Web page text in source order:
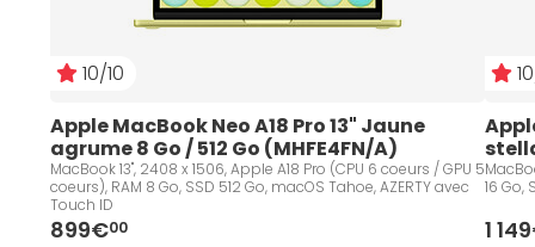
10/10
Apple MacBook Neo A18 Pro 13" Jaune
agrume 8 Go / 512 Go (MHFE4FN/A)
MacBook 13", 2408 x 1506, Apple A18 Pro (CPU 6 coeurs / GPU 5
coeurs), RAM 8 Go, SSD 512 Go, macOS Tahoe, AZERTY avec
Touch ID
899€00
16 Go,
1